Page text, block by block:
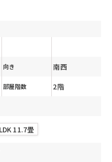
向き 南西
部屋階数 2階
LDK 11.7畳